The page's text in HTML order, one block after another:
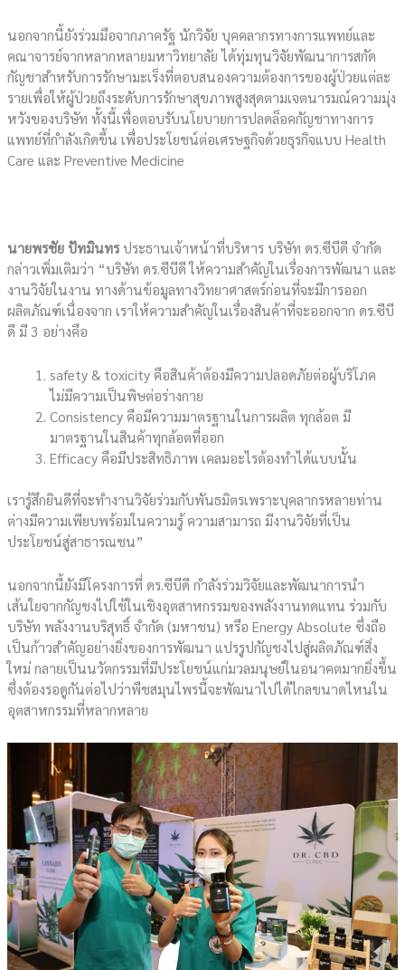
นอกจากนี้ยังร่วมมือจากภาครัฐ นักวิจัย บุคคลากรทางการแพทย์และ
คณาจารย์จากหลากหลายมหาวิทยาลัย ได้ทุ่มทุนวิจัยพัฒนาการสกัด
กัญชาสำหรับการรักษามะเร็งที่ตอบสนองความต้องการของผู้ป่วยแต่ละ
รายเพื่อให้ผู้ป่วยถึงระดับการรักษาสุขภาพสูงสุดตามเจตนารมณ์ความมุ่ง
หวังของบริษัท ทั้งนี้เพื่อตอบรับนโยบายการปลดล็อคกัญชาทางการ
แพทย์ที่กำลังเกิดขึ้น เพื่อประโยชน์ต่อเศรษฐกิจด้วยธุรกิจแบบ Health
Care และ Preventive Medicine
นายพรชัย ปัทมินทรประธานเจ้าหน้าที่บริหาร บริษัท ดร.ซีบีดี จำกัด
กล่าวเพิ่มเติมว่า “บริษัท ดร.ซีบีดี ให้ความสำคัญในเรื่องการพัฒนา และ
งานวิจัยในงาน ทางด้านข้อมูลทางวิทยาศาสตร์ก่อนที่จะมีการออก
ผลิตภัณฑ์เนื่องจาก เราให้ความสำคัญในเรื่องสินค้าที่จะออกจาก ดร.ซีบี
ดี มี 3 อย่างคือ
safety & toxicity คือสินค้าต้องมีความปลอดภัยต่อผู้บริโภค
ไม่มีความเป็นพิษต่อร่างกาย
Consistency คือมีความมาตรฐานในการผลิต ทุกล้อต มี
มาตรฐานในสินค้าทุกล้อตที่ออก
Efficacy คือมีประสิทธิภาพ เคลมอะไรต้องทำได้แบบนั้น
เรารู้สึกยินดีที่จะทำงานวิจัยร่วมกับพันธมิตรเพราะบุคลากรหลายท่าน
ต่างมีความเพียบพร้อมในความรู้ ความสามารถ มีงานวิจัยที่เป็น
ประโยชน์สู่สาธารณชน”
นอกจากนี้ยังมีโครงการที่ ดร.ซีบีดี กำลังร่วมวิจัยและพัฒนาการนำ
เส้นใยจากกัญชงไปใช้ในเชิงอุตสาหกรรมของพลังงานทดแทน ร่วมกับ
บริษัท พลังงานบริสุทธิ์ จำกัด (มหาชน) หรือ Energy Absolute ซึ่งถือ
เป็นก้าวสำคัญอย่างยิ่งของการพัฒนา แปรรูปกัญชงไปสู่ผลิตภัณฑ์สิ่ง
ใหม่ กลายเป็นนวัตกรรมที่มีประโยชน์แก่มวลมนุษย์ในอนาคตมากยิ่งขึ้น
ซึ่งต้องรอดูกันต่อไปว่าพืชสมุนไพรนี้จะพัฒนาไปได้ไกลขนาดไหนใน
อุตสาหกรรมที่หลากหลาย